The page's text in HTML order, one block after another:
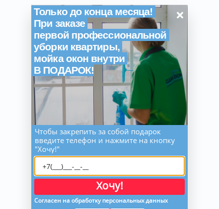
Только до конца месяца!
При заказе
первой профессиональной
уборки квартиры,
мойка окон внутри
В ПОДАРОК!
×
Чтобы закрепить за собой подарок
введите телефон и нажмите на кнопку
"Хочу!"
Хочу!
Согласен на обработку персональных данных